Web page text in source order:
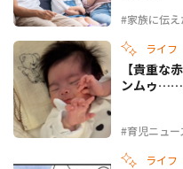
#家族に伝え
ライフ
#育児ニュー
【貴重
ンムゥ……
ライフ